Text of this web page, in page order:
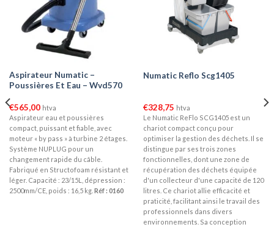
Aspirateur Numatic –
Poussières Et Eau – Wvd570
€565,00 htva
Aspirateur eau et poussières
compact, puissant et fiable, avec
moteur « by pass » à turbine 2 étages.
Système NUPLUG pour un
changement rapide du câble.
Fabriqué en Structofoam résistant et
léger. Capacité : 23/15L, dépression :
2500mm/CE, poids : 16,5 kg. Réf : 0160
Numatic Reflo Scg1405
€328,75 htva
Le Numatic ReFlo SCG1405 est un
chariot compact conçu pour
optimiser la gestion des déchets. Il se
distingue par ses trois zones
fonctionnelles, dont une zone de
récupération des déchets équipée
d'un collecteur d'une capacité de 120
litres. Ce chariot allie efficacité et
praticité, facilitant ainsi le travail des
professionnels dans divers
environnements. Sa conception